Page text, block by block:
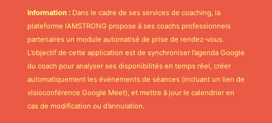
Information : Dans le cadre de ses services de coaching, la
plateforme IAMSTRONG propose à ses coachs professionnels
partenaires un module automatisé de prise de rendez-vous.
L’objectif de cette application est de synchroniser l’agenda Google
du coach pour analyser ses disponibilités en temps réel, créer
automatiquement les événements de séances (incluant un lien de
visioconférence Google Meet), et mettre à jour le calendrier en
cas de modification ou d’annulation.